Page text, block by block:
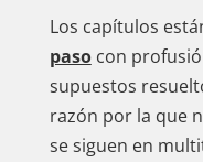
Los capítulos
pasocon
supuestos
razón por la que
se siguen en